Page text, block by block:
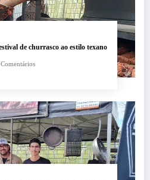
de churrasco ao estilo texano